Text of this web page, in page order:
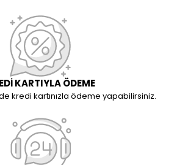
KARTIYLA ÖDEME
kredi kartınızla ödeme yapabilirsiniz.